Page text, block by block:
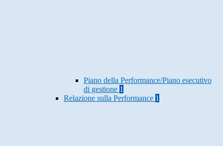
Piano della Performance/Piano esecutivo
di gestione 1
Relazione sulla Performance 1